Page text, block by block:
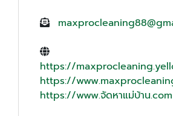
https://
https://
https://www.จัดหาแม่บ้าน.com